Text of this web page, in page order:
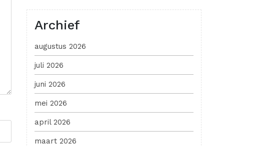
Archief
augustus 2026
juli 2026
juni 2026
mei 2026
april 2026
maart 2026